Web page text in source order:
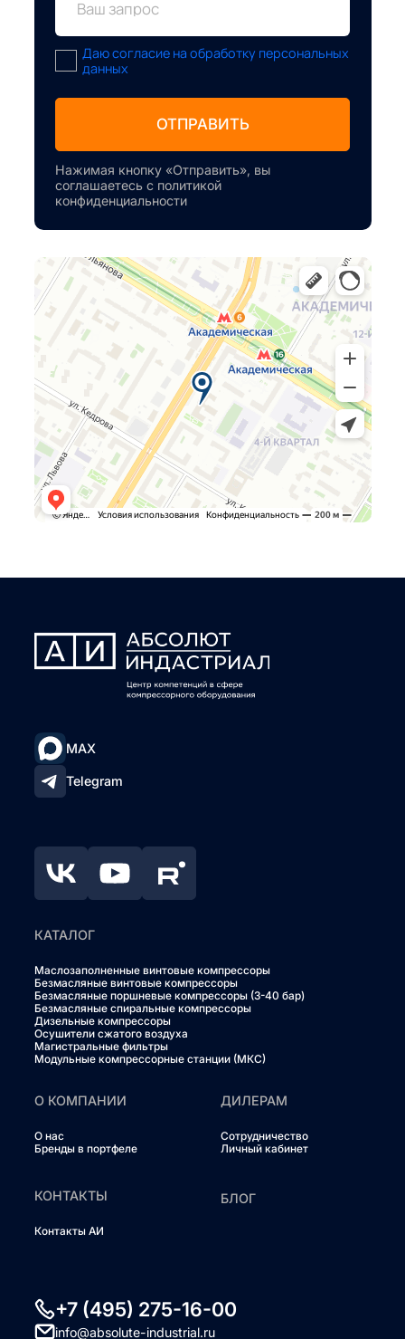
Ваш запрос
Даю согласие на обработку персональных
данных
ОТПРАВИТЬ
Нажимая кнопку «Отправить», вы
соглашаетесь с политикой
конфиденциальности
MAX
Telegram
КАТАЛОГ
Маслозаполненные винтовые компрессоры
Безмасляные винтовые компрессоры
Безмасляные поршневые компрессоры (3-40 бар)
Безмасляные спиральные компрессоры
Дизельные компрессоры
Осушители сжатого воздуха
Магистральные фильтры
Модульные компрессорные станции (МКС)
О КОМПАНИИ
О нас
Бренды в портфеле
ДИЛЕРАМ
Сотрудничество
Личный кабинет
КОНТАКТЫ
Контакты АИ
БЛОГ
+7 (495) 275-16-00
info@absolute-industrial.ru